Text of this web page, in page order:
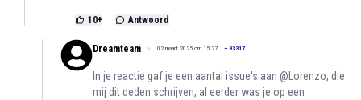
10+ Antwoord
Dreamteam 02 maart 2025 om 15:27 + 93317
In je reactie gaf je een aantal issue's aan @Lorenzo, die
mij dit deden schrijven, al eerder was je op een